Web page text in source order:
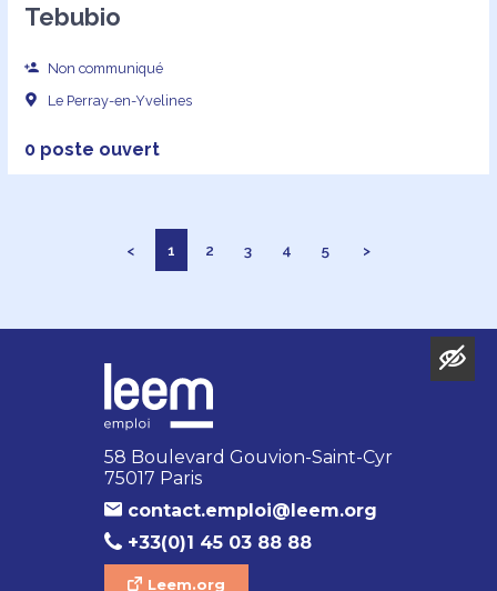
Tebubio
Non communiqué
Le Perray-en-Yvelines
0 poste ouvert
< 1 2 3 4 5 >
58 Boulevard Gouvion-Saint-Cyr
75017 Paris
contact.emploi@leem.org
+33(0)1 45 03 88 88
Leem.org